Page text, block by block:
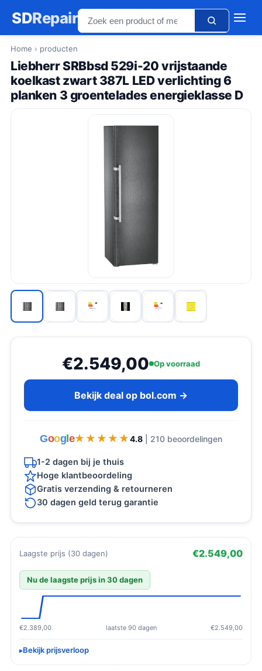
SDRepair
Home › producten
Liebherr SRBbsd 529i-20 vrijstaande
koelkast zwart 387L LED verlichting 6
planken 3 groentelades energieklasse D
€2.549,00 Op voorraad
Bekijk deal op bol.com →
Goog e★★★★★
★★★★★ 4.8 | 210 beoordelingen
1-2 dagen bij je thuis
Hoge klantbeoordeling
Gratis verzending & retourneren
30 dagen geld terug garantie
Laagste prijs (30 dagen) €2.549,00
Nu de laagste prijs in 30 dagen
€2.389,00 laatste 90 dagen €2.549,00
Bekijk prijsverloop